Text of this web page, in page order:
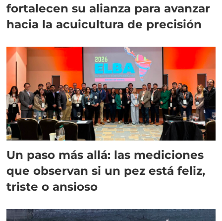
fortalecen su alianza para avanzar
hacia la acuicultura de precisión
Un paso más allá: las mediciones
que observan si un pez está feliz,
triste o ansioso